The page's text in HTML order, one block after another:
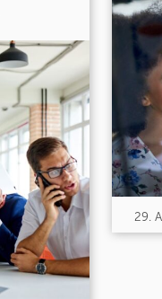
29.